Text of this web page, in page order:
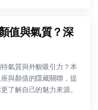
值與氣質？深
氣質與外貌吸引力？本
與顏值的隱藏關聯，提
了解自己的魅力來源。